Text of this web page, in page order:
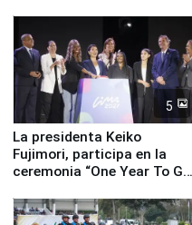
equipamiento para
Serenazgo
5
La presidenta Keiko
Fujimori, participa en la
ceremonia “One Year To Go